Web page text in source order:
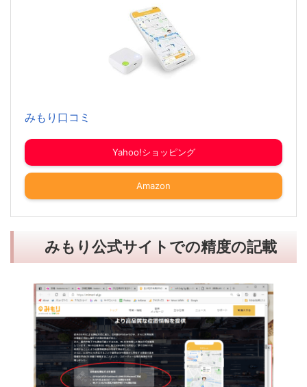
みもり口コミ
Yahoo!ショッピング
Amazon
みもり公式サイトでの精度の記載